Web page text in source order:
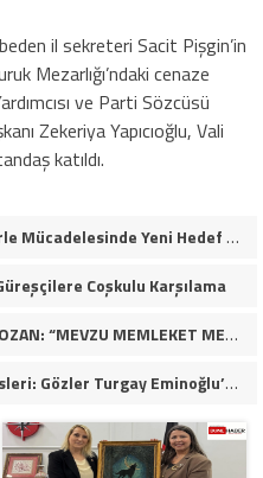
il sekreteri Sacit Pişgin’in
Mezarlığı’ndaki cenaze
ve Parti Sözcüsü
Zekeriya Yapıcıoğlu, Vali
katıldı.
Türk Doktor Yadigar Genç, Kanserle Mücadelesinde Yeni Hedef Kanser Kök Hücreleri
Coşkulu Karşılama
KENT KONSEYİ BAŞKANI İSMAİL BOZAN: “MEVZU MEMLEKET MESELESİ”
Beylikdüzü CHP’de Başkanlık Kulisleri: Gözler Turgay Eminoğlu’nda!